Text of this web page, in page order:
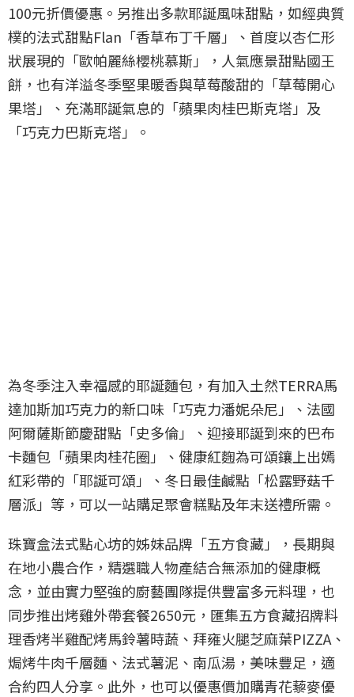
100元折價優惠。另推出多款耶誕風味甜點，如經典質
樸的法式甜點Flan「香草布丁千層」、首度以杏仁形
狀展現的「歐帕麗絲櫻桃慕斯」，人氣應景甜點國王
餅，也有洋溢冬季堅果暖香與草莓酸甜的「草莓開心
果塔」、充滿耶誕氣息的「蘋果肉桂巴斯克塔」及
「巧克力巴斯克塔」。
為冬季注入幸福感的耶誕麵包，有加入土然TERRA馬
達加斯加巧克力的新口味「巧克力潘妮朵尼」、法國
阿爾薩斯節慶甜點「史多倫」、迎接耶誕到來的巴布
卡麵包「蘋果肉桂花圈」、健康紅麴為可頌鑲上出嫣
紅彩帶的「耶誕可頌」、冬日最佳鹹點「松露野菇千
層派」等，可以一站購足聚會糕點及年末送禮所需。
珠寶盒法式點心坊的姊妹品牌「五方食藏」，長期與
在地小農合作，精選職人物產結合無添加的健康概
念，並由實力堅強的廚藝團隊提供豐富多元料理，也
同步推出烤雞外帶套餐2650元，匯集五方食藏招牌料
理香烤半雞配烤馬鈴薯時蔬、拜雍火腿芝麻葉PIZZA、
焗烤牛肉千層麵、法式薯泥、南瓜湯，美味豐足，適
合約四人分享。此外，也可以優惠價加購青花藜麥優